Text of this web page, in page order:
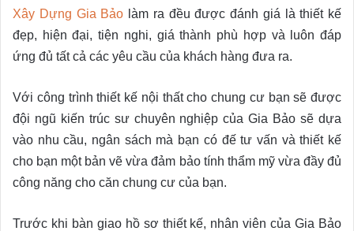
Xây Dựng Gia Bảo làm ra đều được đánh giá là thiết kế
đẹp, hiện đại, tiện nghi, giá thành phù hợp và luôn đáp
ứng đủ tất cả các yêu cầu của khách hàng đưa ra.
Với công trình thiết kế nội thất cho chung cư bạn sẽ được
đội ngũ kiến trúc sư chuyên nghiệp của Gia Bảo sẽ dựa
vào nhu cầu, ngân sách mà bạn có đế tư vấn và thiết kế
cho bạn một bản vẽ vừa đảm bảo tính thẩm mỹ vừa đầy đủ
công năng cho căn chung cư của bạn.
Trước khi bàn giao hồ sơ thiết kế, nhân viên của Gia Bảo